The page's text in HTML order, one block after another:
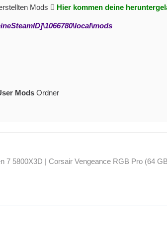
Mods  Hier kommen deine
ModsOrdner
7 5800X3D | Corsair Vengeance RGB Pro (64